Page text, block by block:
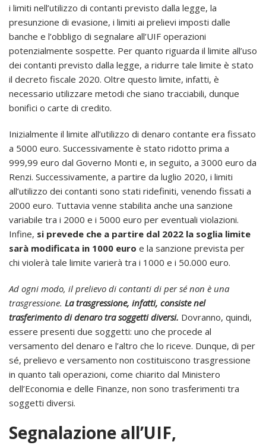
i limiti nell’utilizzo di contanti previsto dalla legge, la
presunzione di evasione, i limiti ai prelievi imposti dalle
banche e l’obbligo di segnalare all’UIF operazioni
potenzialmente sospette. Per quanto riguarda il limite all’uso
dei contanti previsto dalla legge, a ridurre tale limite è stato
il decreto fiscale 2020. Oltre questo limite, infatti, è
necessario utilizzare metodi che siano tracciabili, dunque
bonifici o carte di credito.
Inizialmente il limite all’utilizzo di denaro contante era fissato
a 5000 euro. Successivamente è stato ridotto prima a
999,99 euro dal Governo Monti e, in seguito, a 3000 euro da
Renzi. Successivamente, a partire da luglio 2020, i limiti
all’utilizzo dei contanti sono stati ridefiniti, venendo fissati a
2000 euro. Tuttavia venne stabilita anche una sanzione
variabile tra i 2000 e i 5000 euro per eventuali violazioni.
Infine, si prevede che a partire dal 2022 la soglia limite
sarà modificata in 1000 euro e la sanzione prevista per
chi violerà tale limite varierà tra i 1000 e i 50.000 euro.
Ad ogni modo, il prelievo di contanti di per sé non è una
trasgressione. La trasgressione, infatti, consiste nel
trasferimento di denaro tra soggetti diversi. Dovranno, quindi,
essere presenti due soggetti: uno che procede al
versamento del denaro e l’altro che lo riceve. Dunque, di per
sé, prelievo e versamento non costituiscono trasgressione
in quanto tali operazioni, come chiarito dal Ministero
dell’Economia e delle Finanze, non sono trasferimenti tra
soggetti diversi.
Segnalazione all’UIF,